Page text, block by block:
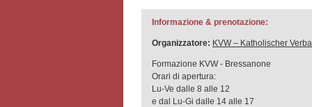
Informazione & prenotazione:
Organizzatore: KVW – Katholischer
Formazione KVW - Bressanone
Orari di apertura:
Lu-Ve dalle 8 alle 12
e dal Lu-Gi dalle 14 alle 17